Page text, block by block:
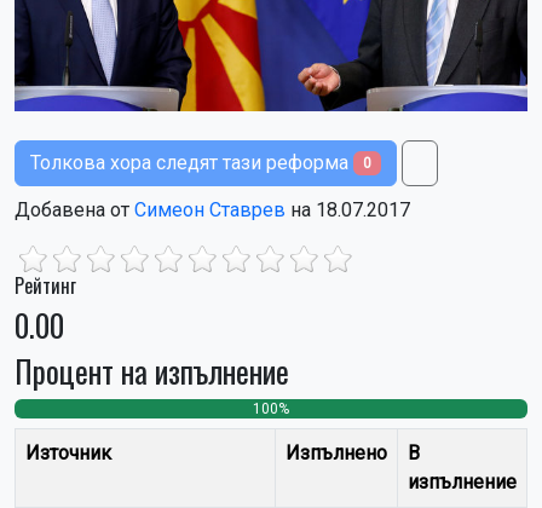
Толкова хора следят тази реформа 0
Добавена от Симеон Ставрев на 18.07.2017
Рейтинг
0.00
Процент на изпълнение
100%
Източник Изпълнено
В
изпълнение